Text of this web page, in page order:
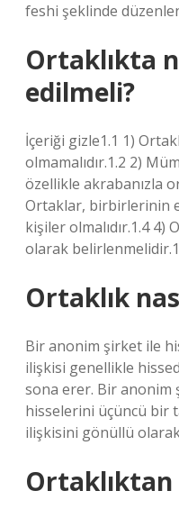
feshi şeklinde
Ortaklıkta
edilmeli?
İçeriği gizle1.1 1)
olmamalıdır.1.2 2)
özellikle akrabanızla
Ortaklar, birbirlerinin
kişiler olmalıdır.1.4 4)
olarak
Ortaklık
Bir anonim şirket ile
ilişkisi genellikle
sona erer. Bir
hisselerini üçüncü bir
ilişkisini gönüllü
Ortaklıktan